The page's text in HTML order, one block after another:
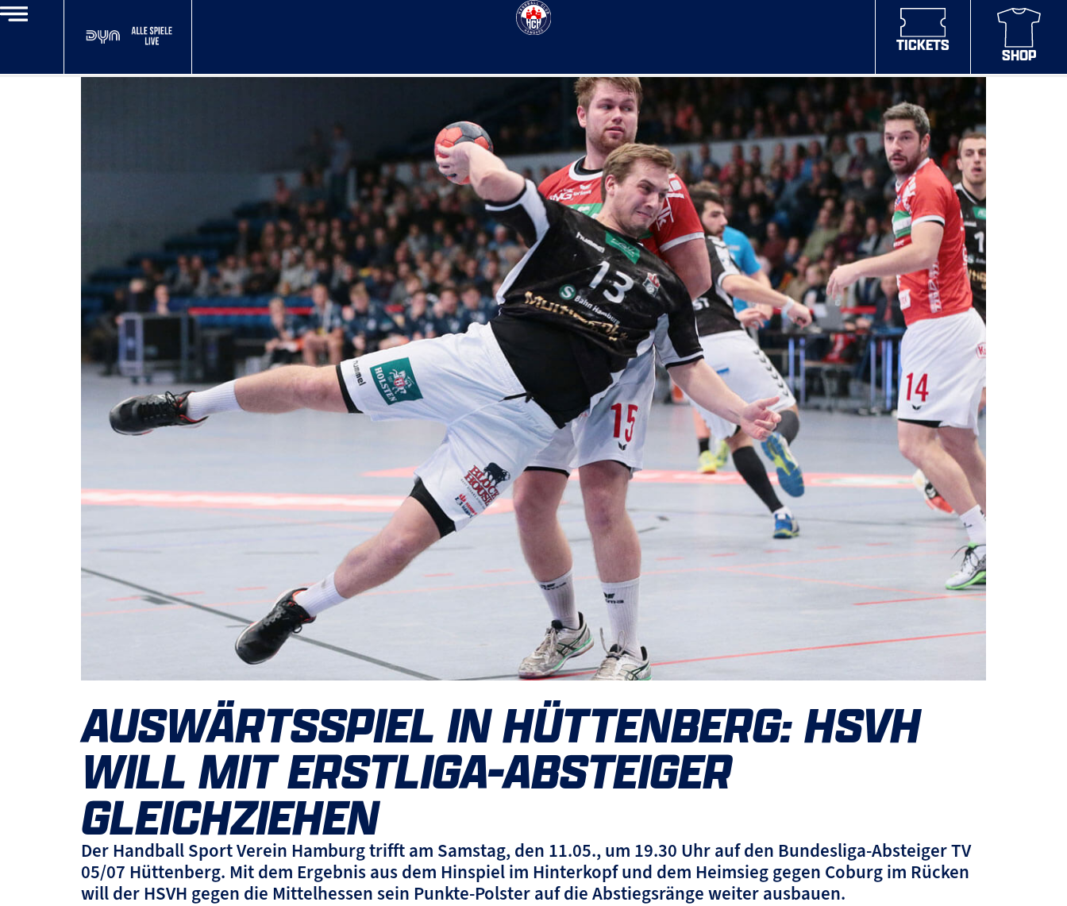
TICKETS
SHOP
AUSWÄRTSSPIEL IN HÜTTENBERG: HSVH
WILL MIT ERSTLIGA-ABSTEIGER
GLEICHZIEHEN
Der Handball Sport Verein Hamburg trifft am Samstag, den 11.05., um 19.30 Uhr auf den Bundesliga-Absteiger TV
05/07 Hüttenberg. Mit dem Ergebnis aus dem Hinspiel im Hinterkopf und dem Heimsieg gegen Coburg im Rücken
will der HSVH gegen die Mittelhessen sein Punkte-Polster auf die Abstiegsränge weiter ausbauen.